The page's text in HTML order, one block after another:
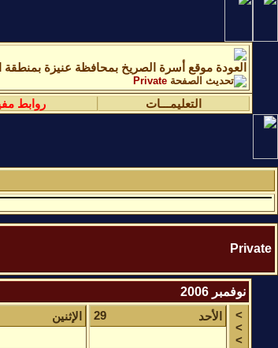
موقع أسرة الصريخ بمحافظة عنيزة بمنطقة
Private
التعليمـــات روابط
Private
نوفمبر 2006
>
>
>
29 الأحد الإثنين